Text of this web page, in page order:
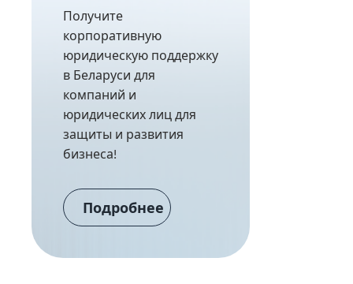
Получите
корпоративную
юридическую поддержку
в Беларуси для
компаний и
юридических лиц для
защиты и развития
бизнеса!
Подробнее